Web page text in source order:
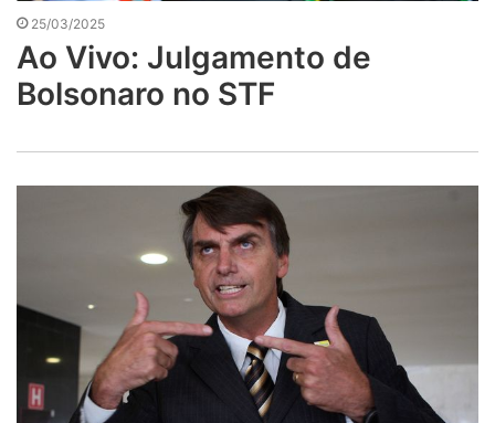
25/03/2025
Ao Vivo: Julgamento de
Bolsonaro no STF